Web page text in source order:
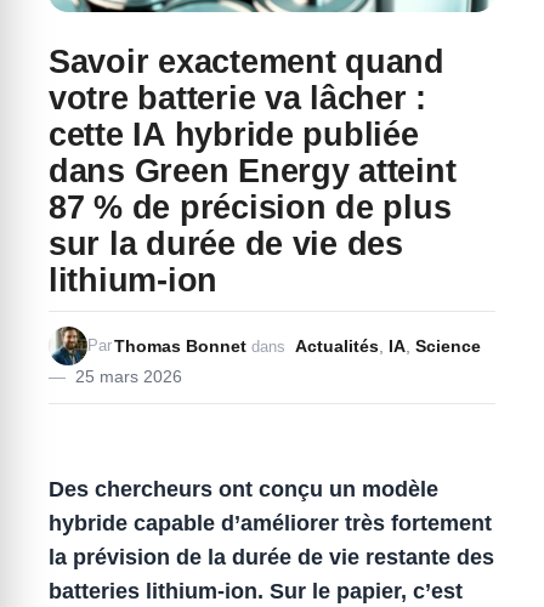
Savoir exactement quand
votre batterie va lâcher :
cette IA hybride publiée
dans Green Energy atteint
87 % de précision de plus
sur la durée de vie des
lithium-ion
25 mars 2026
ParThomas Bonnet dans Actualités IA Science
Des chercheurs ont conçu un modèle
hybride capable d’améliorer très fortement
la prévision de la durée de vie restante des
batteries lithium-ion. Sur le papier, c’est